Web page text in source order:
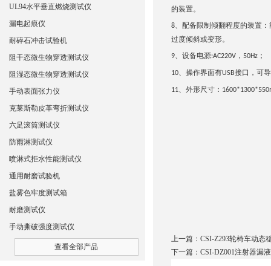
的装置。
8、 配备限制倾翻程度的装置
过度倾斜或变形。
9、 设备电源:AC220V， 50Hz；
10、操作界面有USB接口，可
11、外形尺寸：
上一篇： CSI-Z293轮椅车动态
下一篇： CSI-DZ001注射器漏
UL94水平垂直燃烧测试仪
漏电起痕仪
耐碎石冲击试验机
阻干态微生物穿透测试仪
阻湿态微生物穿透测试仪
手动表面张力仪
克莱斯勒皮革弯折测试仪
六足滚筒测试仪
防雨淋测试仪
喷淋式拒水性能测试仪
通用耐磨试验机
盐雾色牢度测试箱
耐磨测试仪
手动撕破强度测试仪
查看全部产品